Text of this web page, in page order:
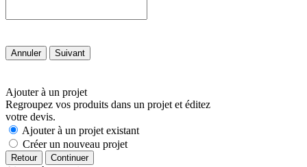
Annuler Suivant
Ajouter à un projet
Regroupez vos produits dans un projet et éditez
votre devis.
Ajouter à un projet existant
Créer un nouveau projet
Retour Continuer